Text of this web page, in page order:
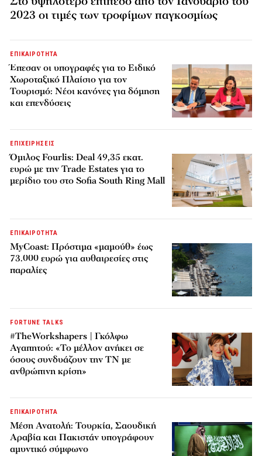
2023 οι τιμές των τροφίμων παγκοσμίως
ΕΠΙΚΑΙΡΟΤΗΤΑ
Έπεσαν οι υπογραφές για το Ειδικό
Χωροταξικό Πλαίσιο για τον
Τουρισμό: Νέοι κανόνες για δόμηση
και επενδύσεις
ΕΠΙΧΕΙΡΗΣΕΙΣ
Όμιλος Fourlis: Deal 49,35 εκατ.
ευρώ με την Trade Estates για το
μερίδιο του στο Sofia South Ring Mall
ΕΠΙΚΑΙΡΟΤΗΤΑ
MyCoast: Πρόστιμα «μαμούθ» έως
73.000 ευρώ για αυθαιρεσίες στις
παραλίες
FORTUNE TALKS
#TheWorkshapers | Γκόλφω
Αγαπητού: «Το μέλλον ανήκει σε
όσους συνδυάζουν την ΤΝ με
ανθρώπινη κρίση»
ΕΠΙΚΑΙΡΟΤΗΤΑ
Μέση Ανατολή: Τουρκία, Σαουδική
Αραβία και Πακιστάν υπογράφουν
αμυντικό σύμφωνο